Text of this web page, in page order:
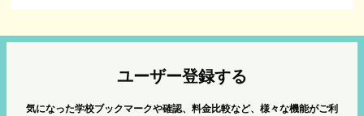
ユーザー登録する
気になった学校ブックマークや確認、料金比較など、様々な機能がご利